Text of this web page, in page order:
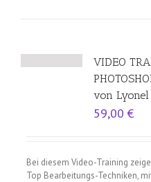
VIDEO
von Lyonel
59,00 €
Bei diesem Video-Training
Top Bearbeitungs-Techniken,